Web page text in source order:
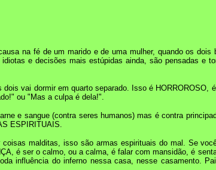
na fé de um marido e de uma mulher, quando os
e decisões mais estúpidas ainda, são pensadas e
vai dormir em quarto separado. Isso é HORROROSO,
ou "Mas a culpa é dela!".
e sangue (contra seres humanos) mas é contra
ESPIRITUAIS.
malditas, isso são armas espirituais do mal. Se
é ser o calmo, ou a calma, é falar com mansidão, é
influência do inferno nessa casa, nesse casamento.